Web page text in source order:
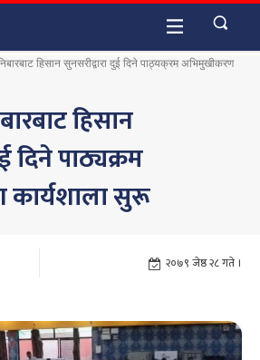
हिसान सुनसरीद्वारा दुई दिने पाठ्यक्रम अभिमुखीकरण
हिसान
दिने पाठ्यक्रम
सुरू
२०७९ जेष्ठ २८ गते ।